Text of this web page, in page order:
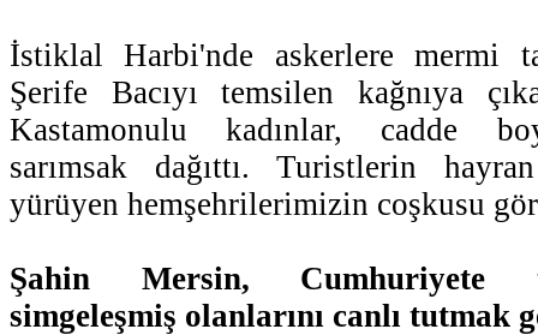
İstiklal Harbi'nde askerlere mermi
Şerife Bacıyı temsilen kağnıya
Kastamonulu kadınlar, cadde
sarımsak dağıttı. Turistlerin
yürüyen hemşehrilerimizin coşkusu
Şahin Mersin, Cumhuriyete
simgeleşmiş olanlarını canlı tutmak